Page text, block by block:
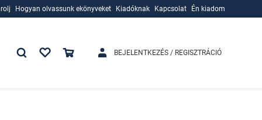
Hogyan olvassunk ekönyveket
Kiadóknak
Kapcsolat Én kiadom
BEJELENTKEZÉS / REGISZTRÁCIÓ